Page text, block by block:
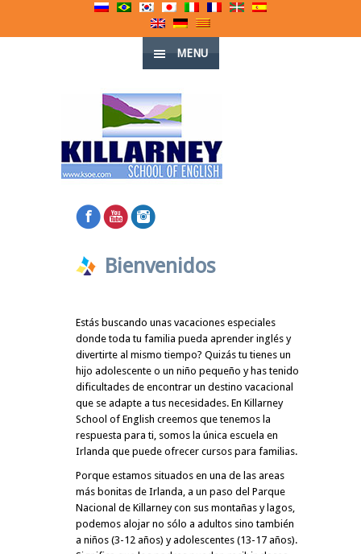
MENU
Bienvenidos
Estás buscando unas vacaciones especiales
donde toda tu familia pueda aprender inglés y
divertirte al mismo tiempo? Quizás tu tienes un
hijo adolescente o un niño pequeño y has tenido
dificultades de encontrar un destino vacacional
que se adapte a tus necesidades. En Killarney
School of English creemos que tenemos la
respuesta para ti, somos la única escuela en
Irlanda que puede ofrecer cursos para familias.
Porque estamos situados en una de las areas
más bonitas de Irlanda, a un paso del Parque
Nacional de Killarney con sus montañas y lagos,
podemos alojar no sólo a adultos sino también
a niños (3-12 años) y adolescentes (13-17 años).